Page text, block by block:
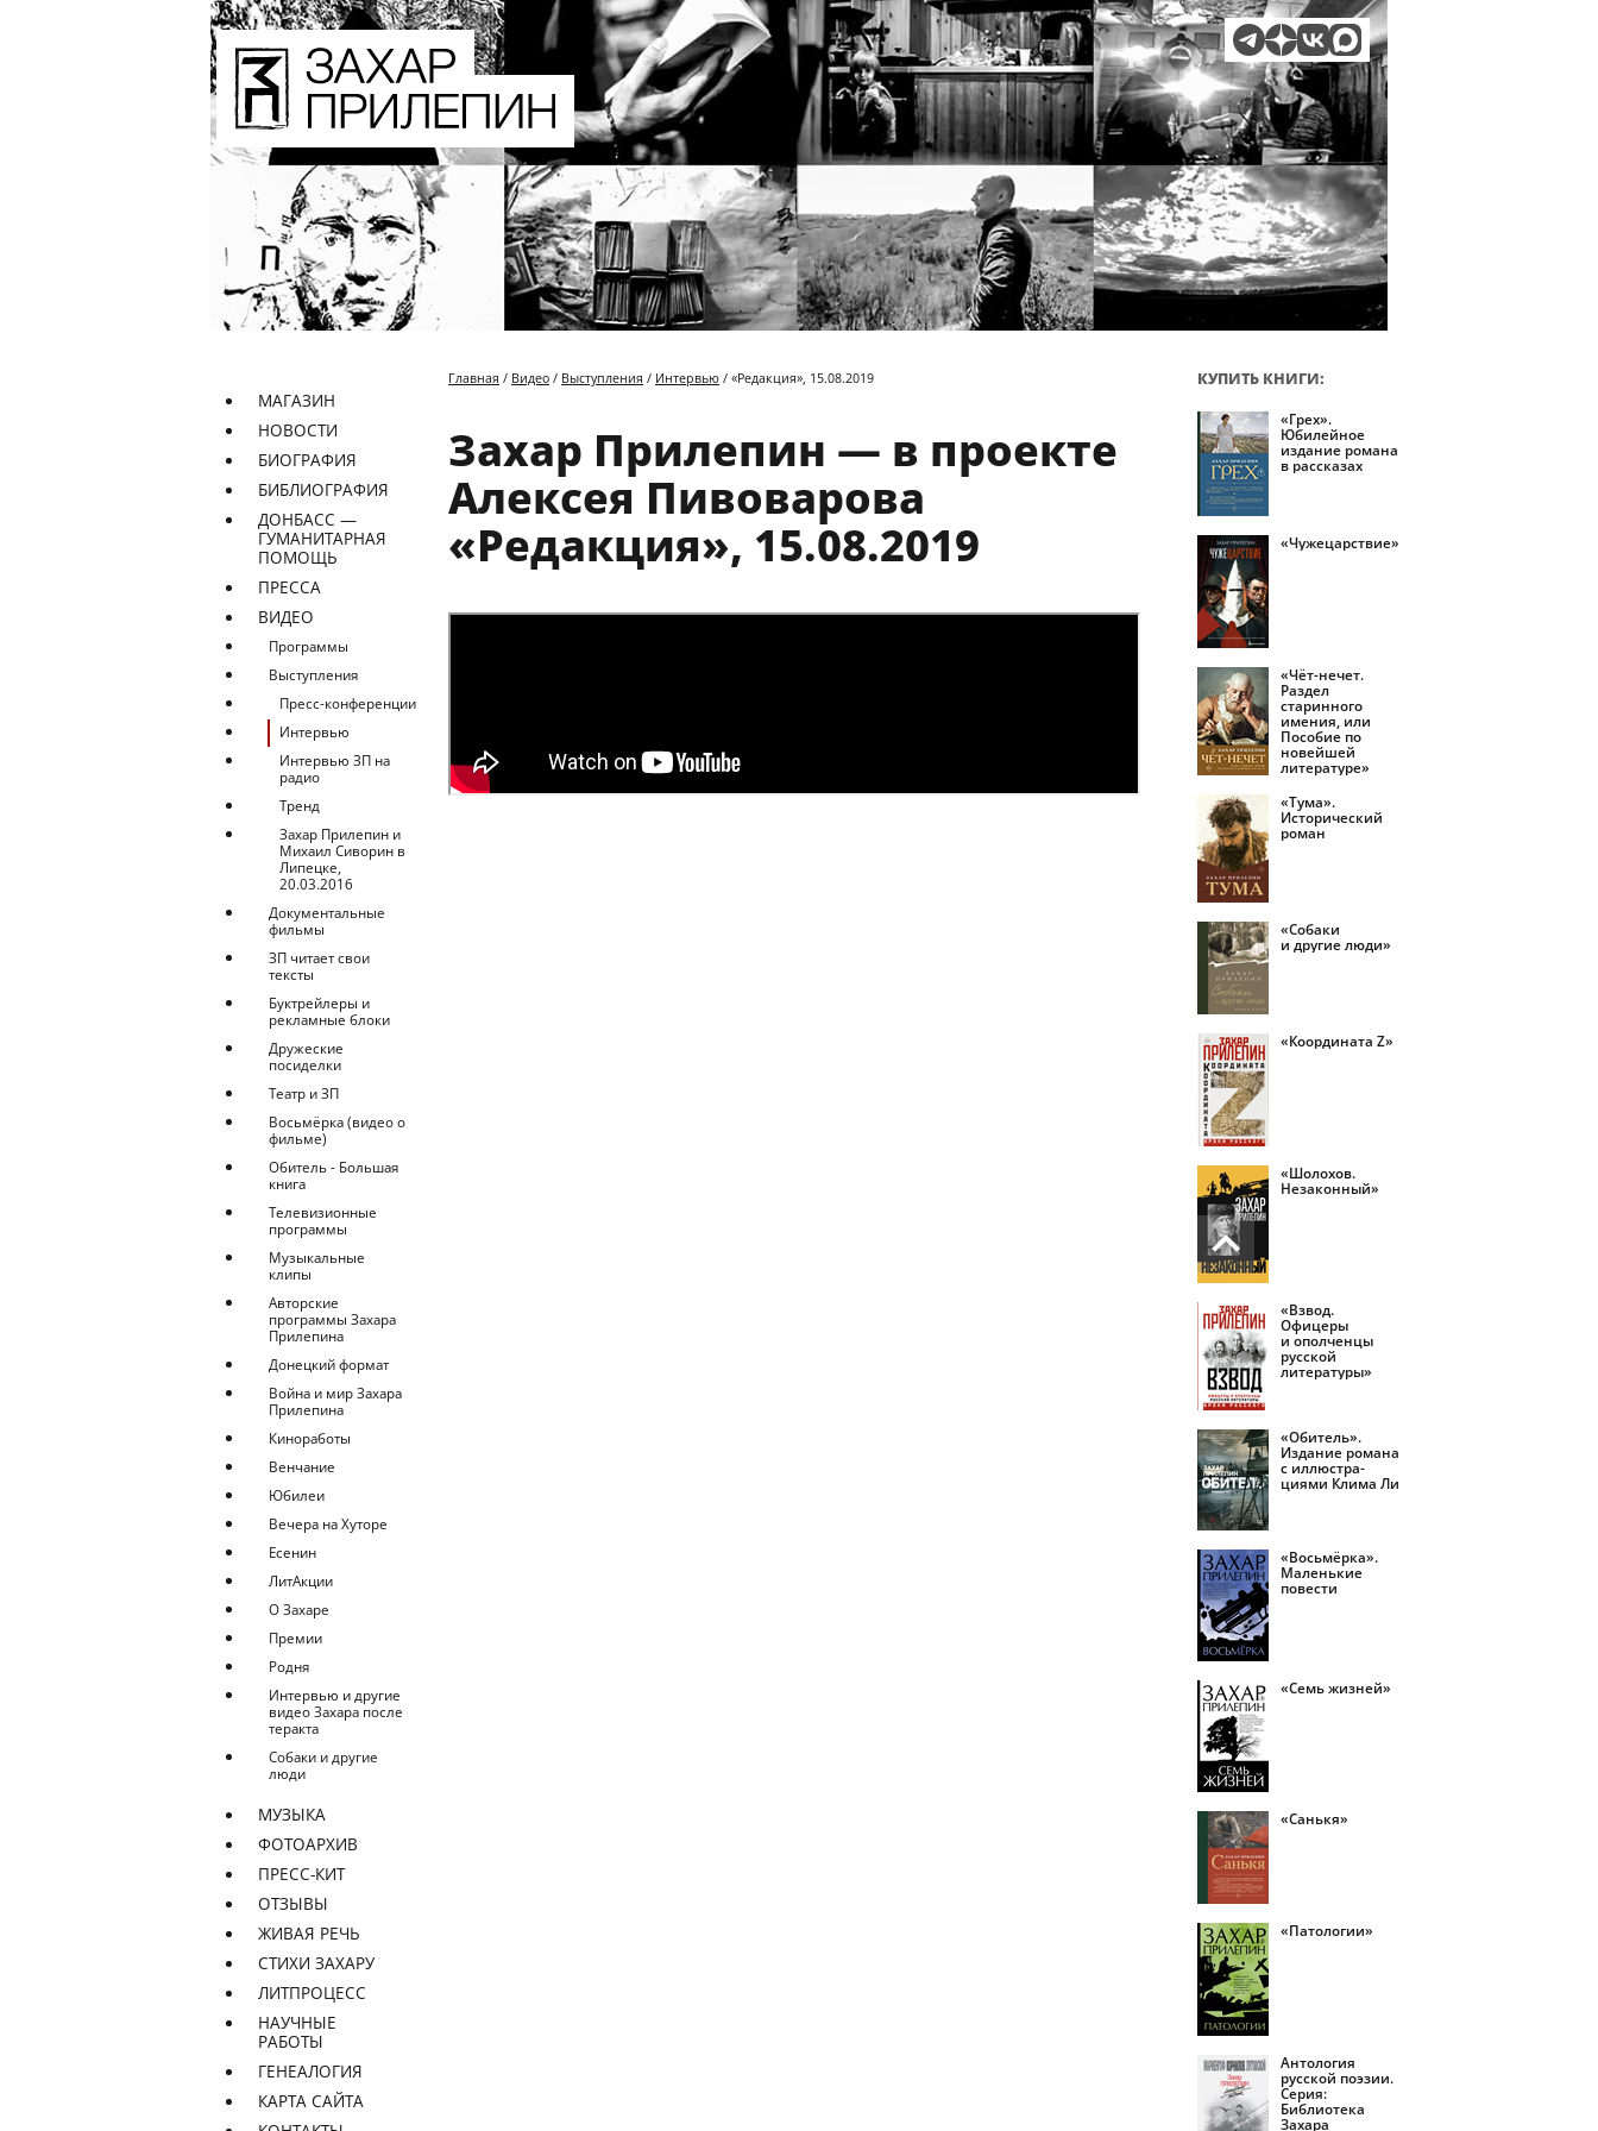
МАГАЗИН
НОВОСТИ
БИОГРАФИЯ
БИБЛИОГРАФИЯ
ДОНБАСС —
ГУМАНИТАРНАЯ
ПОМОЩЬ
ПРЕССА
ВИДЕО
Программы
Выступления
Пресс-конференции
Интервью
Интервью ЗП на
радио
Тренд
Захар Прилепин и
Михаил Сиворин в
Липецке,
20.03.2016
Документальные
фильмы
ЗП читает свои
тексты
Буктрейлеры и
рекламные блоки
Дружеские
посиделки
Театр и ЗП
Восьмёрка (видео о
фильме)
Обитель - Большая
книга
Телевизионные
программы
Музыкальные
клипы
Авторские
программы Захара
Прилепина
Донецкий формат
Война и мир Захара
Прилепина
Киноработы
Венчание
Юбилеи
Вечера на Хуторе
Есенин
ЛитАкции
О Захаре
Премии
Родня
Интервью и другие
видео Захара после
теракта
Собаки и другие
люди
МУЗЫКА
ФОТОАРХИВ
ПРЕСС-КИТ
ОТЗЫВЫ
ЖИВАЯ РЕЧЬ
СТИХИ ЗАХАРУ
ЛИТПРОЦЕСС
НАУЧНЫЕ
РАБОТЫ
ГЕНЕАЛОГИЯ
КАРТА САЙТА
Главная / Видео / Выступления / Интервью / «Редакция», 15.08.2019
Захар Прилепин — в проекте
Алексея Пивоварова
«Редакция», 15.08.2019
КУПИТЬ КНИГИ:
«Грех».
Юбилейное
издание романа
в рассказах
«Чужецарствие»
«Чёт-нечет.
Раздел
старинного
имения, или
Пособие по
новейшей
литературе»
«Тума».
Исторический
роман
«Собаки
и другие люди»
«Координата Z»
«Шолохов.
Незаконный»
«Взвод.
Офицеры
и ополченцы
русской
литературы»
«Обитель».
Издание романа
с иллюстра­
циями Клима Ли
«Восьмёрка».
Маленькие
повести
«Семь жизней»
«Санькя»
«Патологии»
Антология
русской поэзии.
Серия:
Библиотека
Захара